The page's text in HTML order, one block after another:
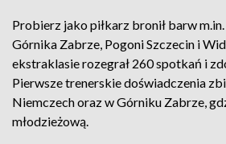
Probierz jako piłkarz bronił barw
Górnika Zabrze, Pogoni Szczecin i
ekstraklasie rozegrał 260 spotkań i
Pierwsze trenerskie doświadczenia
Niemczech oraz w Górniku Zabrze,
młodzieżową.